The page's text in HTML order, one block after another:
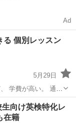
Ad
る 個別レッスン
5月29日
向け英検特化レ
在籍